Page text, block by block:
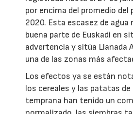
por encima del promedio del
2020. Esta escasez de agua
buena parte de Euskadi en
advertencia y sitúa Llanada
una de las zonas más
Los efectos ya se están
los cereales y las patatas de
temprana han tenido un